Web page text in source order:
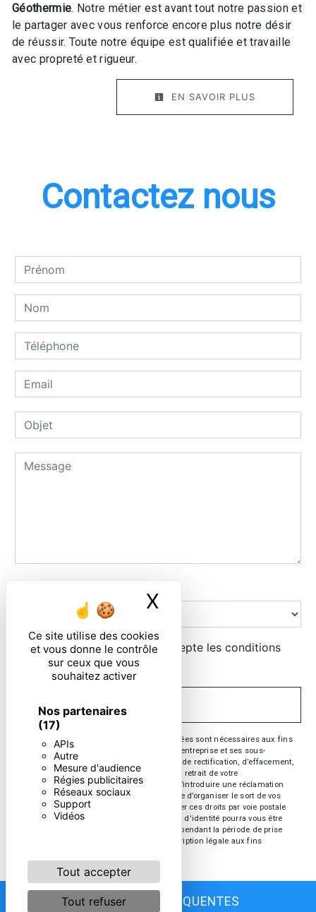
Ce site utilise des cookies
et vous donne le contrôle
sur ceux que vous
souhaitez activer
Nos partenaires
(17)
APIs
Autre
Mesure d'audience
Régies publicitaires
Réseaux sociaux
Support
Vidéos
Tout accepter
Tout refuser
X Masquer le
Géothermie. Notre métier est avant tout notre passion et
le partager avec vous renforce encore plus notre désir
de réussir. Toute notre équipe est qualifiée et travaille
avec propreté et rigueur.
EN SAVOIR PLUS
Contactez nous
En cochant cette case, j'accepte les conditions
particulières ci-dessous **
** Les données personnelles communiquées sont nécessaires aux fins
de vous contacter. Elles sont destinées à l'entreprise et ses sous-
traitants. Vous disposez de droits d’accès, de rectification, d’effacement,
de portabilité, de limitation, d’opposition, de retrait de votre
consentement à tout moment et du droit d’introduire une réclamation
auprès d’une autorité de contrôle, ainsi que d’organiser le sort de vos
données post-mortem. Vous pouvez exercer ces droits par voie postale
ou par courrier électronique. Un justificatif d'identité pourra vous être
demandé. Nous conservons vos données pendant la période de prise
de contact puis pendant la durée de prescription légale aux fins
RECHERCHES FRÉQUENTES